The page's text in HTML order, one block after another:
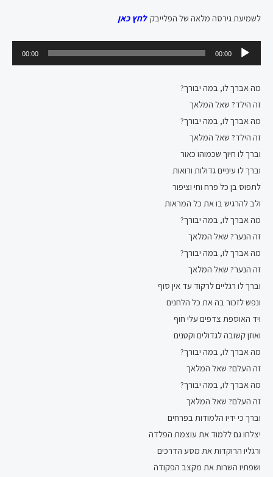
לשמיעת גירסה מלאה של הפלייבקלחץ כאן
אודיו
00:00
00:00
מה אברך לו, במה יבורך?
זה הילד? שאל המלאך
מה אברך לו, במה יבורך?
זה הילד? שאל המלאך
וברך לו חיוך שכמוהו כאור
וברך לו עיניים גדולות ורואות
לתפוס בן כל פרח וחי וציפור
ולב להרגיש בו את כל המראות
מה אברך לו, במה יבורך?
זה הנער? שאל המלאך
מה אברך לו, במה יבורך?
זה הנער? שאל המלאך
וברך לו רגליים לרקוד עד אין סוף
ונפש לזכור בה את כל הלחנים
ויד האוספת צדפים עלי חוף
ואוזן קשובה לגדולים וקטנים
מה אברך לו, במה יבורך?
זה העלם? שאל המלאך
מה אברך לו, במה יבורך?
זה העלם? שאל המלאך
וברך כי ידיו הלמודות בפרחים
יצלחו גם ללמוד את עוצמת הפלדה
ורגליו הרוקדות את מסע הדרכים
ושפתיו השרות את מקצב הפקודה